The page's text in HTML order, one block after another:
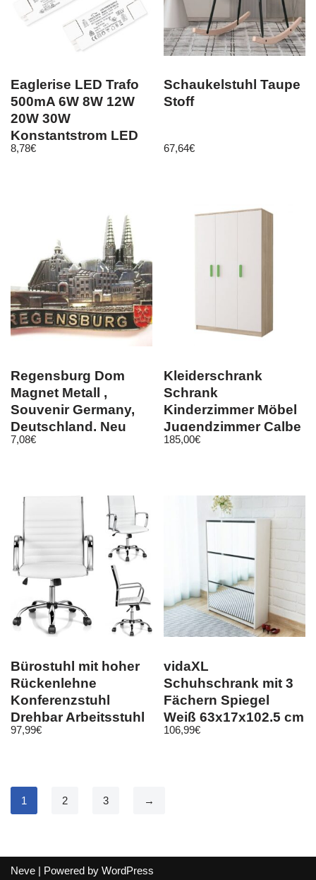
Eaglerise LED Trafo
500mA 6W 8W 12W
20W 30W
Konstantstrom LED
Netzteil Driver Treiber
8,78€
Schaukelstuhl Taupe
Stoff
67,64€
Regensburg Dom
Magnet Metall ,
Souvenir Germany,
Deutschland, Neu
7,08€
Kleiderschrank
Schrank
Kinderzimmer Möbel
Jugendzimmer Calbe
19 3D Sonoma/ Weiß
185,00€
Bürostuhl mit hoher
Rückenlehne
Konferenzstuhl
Drehbar Arbeitsstuhl
Armlehne 95-105cm
97,99€
vidaXL
Schuhschrank mit 3
Fächern Spiegel
Weiß 63x17x102,5 cm
106,99€
1 2 3 →
Neve | Powered by WordPress